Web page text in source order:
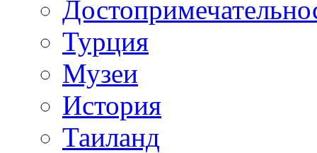
Турция
Музеи
История
Таиланд